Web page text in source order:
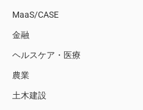
MaaS/CASE
金融
ヘルスケア・医療
農業
土木建設